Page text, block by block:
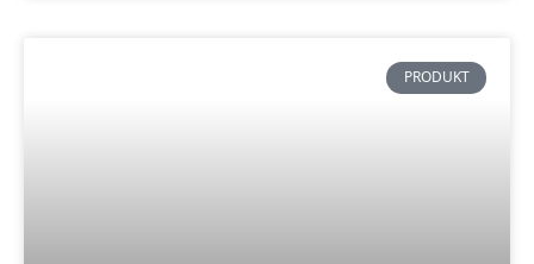
PRODUKT